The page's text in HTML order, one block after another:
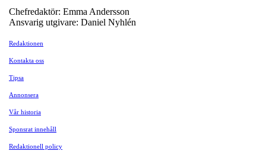
Chefredaktör: Emma Andersson
Ansvarig utgivare: Daniel Nyhlén
Redaktionen
Kontakta oss
Tipsa
Annonsera
Vår historia
Sponsrat innehåll
Redaktionell policy